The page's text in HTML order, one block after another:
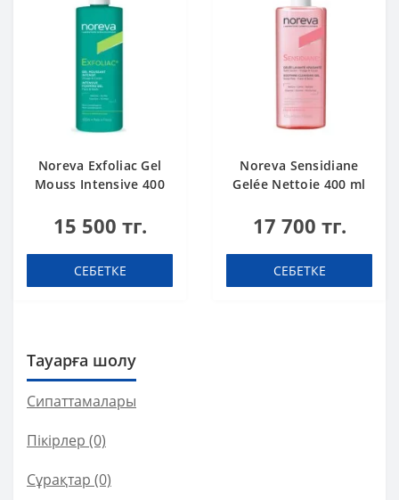
Noreva Exfoliac Gel
Mouss Intensive 400
15 500 тг.
СЕБЕТКЕ
Noreva Sensidiane
Gelée Nettoie 400 ml
17 700 тг.
СЕБЕТКЕ
Тауарға шолу
Сипаттамалары
Пікірлер (0)
Сұрақтар (0)